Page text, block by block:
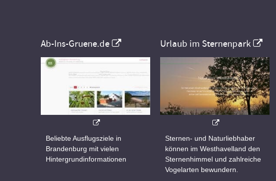
Ab-Ins-Gruene.de
Beliebte Ausflugsziele in
Brandenburg mit vielen
Hintergrundinformationen
Urlaub im Sternenpark
Sternen- und Naturliebhaber
können im Westhavelland den
Sternenhimmel und zahlreiche
Vogelarten bewundern.